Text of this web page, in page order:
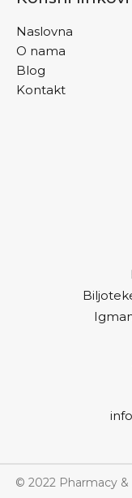
Naslovna
O nama
Blog
Kontakt
© 2022 Pharmacy